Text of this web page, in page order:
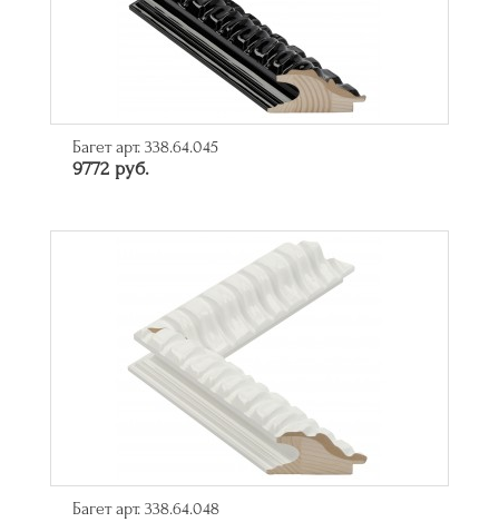
Багет арт. 338.64.045
9772 руб.
Багет арт. 338.64.048